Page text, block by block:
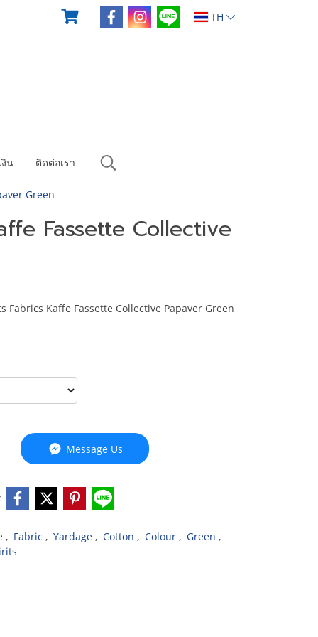
TH
น ติดต่อเรา
Green
Fassette Collective
Kaffe Fassette Collective Papaver Green
Message Us
, Fabric , Yardage , Cotton , Colour , Green ,